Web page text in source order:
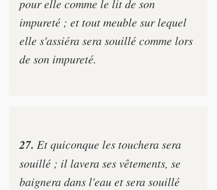
pour elle comme le lit de son
impureté ; et tout meuble sur lequel
elle s'assiéra sera souillé comme lors
de son impureté.
27. Et quiconque les touchera sera
souillé ; il lavera ses vêtements, se
baignera dans l'eau et sera souillé